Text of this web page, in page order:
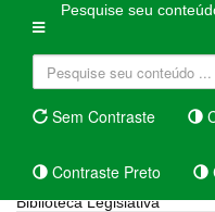
Pesquise seu
Sem Contraste
Contraste Preto
Biblioteca Legislativa